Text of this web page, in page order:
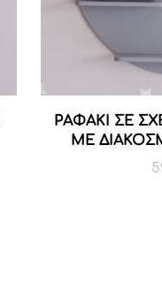
ΡΑΦΑΚΙ ΣΕ
ΜΕ